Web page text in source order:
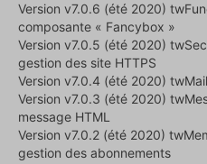
Version v7.0.6 (été 2020)
composante « Fancybox »
Version v7.0.5 (été 2020)
gestion des site HTTPS
Version v7.0.4 (été 2020)
Version v7.0.3 (été 2020)
message HTML
Version v7.0.2 (été 2020)
gestion des abonnements